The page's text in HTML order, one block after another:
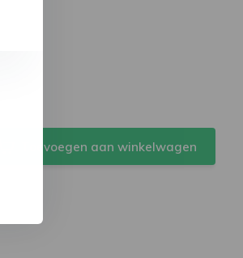
Toevoegen aan winkelwagen